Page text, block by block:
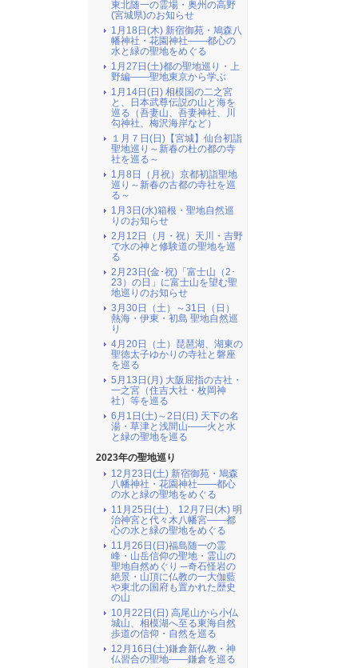
東北随一の霊場・奥州の高野
(宮城県)のお知らせ
1月18日(木) 新宿御苑・鳩森八
幡神社・花園神社――都心の
水と緑の聖地をめぐる
1月27日(土)都の聖地巡り・上
野編――聖地東京から学ぶ
1月14日(日) 相模国の二之宮
と、日本武尊伝説の山と海を
巡る（吾妻山、吾妻神社、川
勾神社、梅沢海岸など）
１月７日(日)【宮城】仙台初詣
聖地巡り～新春の杜の都の寺
社を巡る～
1月8日（月祝）京都初詣聖地
巡り～新春の古都の寺社を巡
る～
1月3日(水)箱根・聖地自然巡
りのお知らせ
2月12日（月・祝）天川・吉野
で水の神と修験道の聖地を巡
る
2月23日(金･祝)「富士山（2･
23）の日」に富士山を望む聖
地巡りのお知らせ
3月30日（土）～31日（日）
熱海・伊東・初島 聖地自然巡
り
4月20日（土）琵琶湖、湖東の
聖徳太子ゆかりの寺社と磐座
を巡る
5月13日(月) 大阪屈指の古社・
一之宮（住吉大社・枚岡神
社）等を巡る
6月1日(土)～2日(日) 天下の名
湯・草津と浅間山――火と水
と緑の聖地を巡る
2023年の聖地巡り
12月23日(土) 新宿御苑・鳩森
八幡神社・花園神社――都心
の水と緑の聖地をめぐる
11月25日(土)、12月7日(木) 明
治神宮と代々木八幡宮――都
心の水と緑の聖地をめぐる
11月26日(日)福島随一の霊
峰・山岳信仰の聖地・霊山の
聖地自然めぐり ─奇石怪岩の
絶景・山頂に仏教の一大伽藍
や東北の国府も置かれた歴史
の山
10月22日(日) 高尾山から小仏
城山、相模湖へ至る東海自然
歩道の信仰・自然を巡る
12月16日(土)鎌倉新仏教・神
仏習合の聖地――鎌倉を巡る